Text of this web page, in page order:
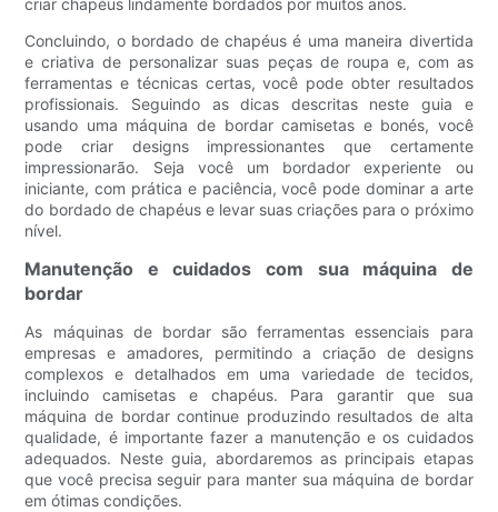
criar chapéus lindamente bordados por muitos anos.
Concluindo, o bordado de chapéus é uma maneira divertida
e criativa de personalizar suas peças de roupa e, com as
ferramentas e técnicas certas, você pode obter resultados
profissionais. Seguindo as dicas descritas neste guia e
usando uma máquina de bordar camisetas e bonés, você
pode criar designs impressionantes que certamente
impressionarão. Seja você um bordador experiente ou
iniciante, com prática e paciência, você pode dominar a arte
do bordado de chapéus e levar suas criações para o próximo
nível.
Manutenção e cuidados com sua máquina de
bordar
As máquinas de bordar são ferramentas essenciais para
empresas e amadores, permitindo a criação de designs
complexos e detalhados em uma variedade de tecidos,
incluindo camisetas e chapéus. Para garantir que sua
máquina de bordar continue produzindo resultados de alta
qualidade, é importante fazer a manutenção e os cuidados
adequados. Neste guia, abordaremos as principais etapas
que você precisa seguir para manter sua máquina de bordar
em ótimas condições.